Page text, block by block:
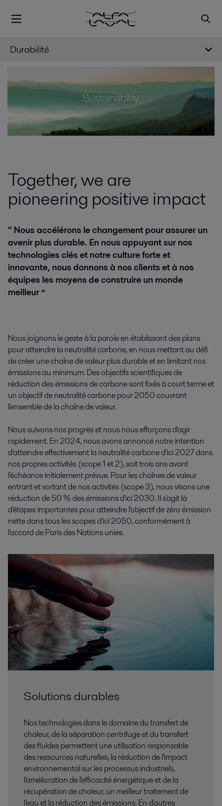
Durabilité
Together, we are
pioneering positive impact
“ Nous accélérons le changement pour assurer un
avenir plus durable. En nous appuyant sur nos
technologies clés et notre culture forte et
innovante, nous donnons à nos clients et à nos
équipes les moyens de construire un monde
meilleur ”
Nous joignons le geste à la parole en établissant des plans
pour atteindre la neutralité carbone, en nous mettant au défi
de créer une chaîne de valeur plus durable et en limitant nos
émissions au minimum. Des objectifs scientifiques de
réduction des émissions de carbone sont fixés à court terme et
un objectif de neutralité carbone pour 2050 couvrant
l'ensemble de la chaîne de valeur.
Nous suivons nos progrès et nous nous efforçons d'agir
rapidement. En 2024, nous avons annoncé notre intention
d'atteindre effectivement la neutralité carbone d'ici 2027 dans
nos propres activités (scope 1 et 2), soit trois ans avant
l'échéance initialement prévue. Pour les chaînes de valeur
entrant et sortant de nos activités (scope 3), nous visons une
réduction de 50 % des émissions d'ici 2030. Il s'agit là
d'étapes importantes pour atteindre l'objectif de zéro émission
nette dans tous les scopes d'ici 2050, conformément à
l'accord de Paris des Nations unies.
Solutions durables
Nos technologies dans le domaine du transfert de
chaleur, de la séparation centrifuge et du transfert
des fluides permettent une utilisation responsable
des ressources naturelles, la réduction de l'impact
environnemental sur les processus industriels,
l'amélioration de l'efficacité énergétique et de la
récupération de chaleur, un meilleur traitement de
l'eau et la réduction des émissions. En d'autres